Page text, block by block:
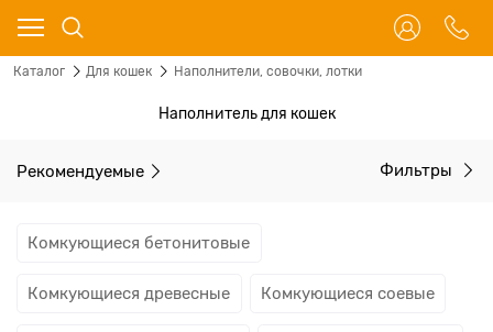
Каталог Для кошек Наполнители, совочки, лотки
Наполнитель для кошек
Рекомендуемые Фильтры
Комкующиеся бетонитовые
Комкующиеся древесные Комкующиеся соевые